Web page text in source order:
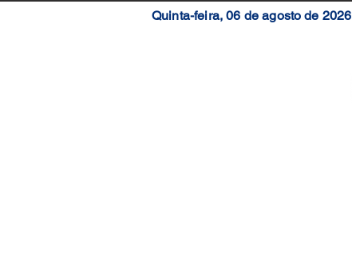
Quinta-feira, 06 de agosto de 2026